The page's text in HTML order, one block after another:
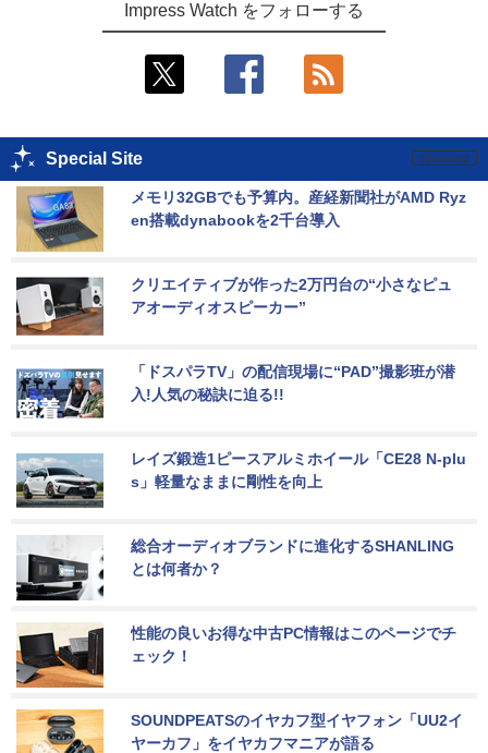
Impress Watch をフォローする
Special Site
メモリ32GBでも予算内。産経新聞社がAMD Ryz
en搭載dynabookを2千台導入
クリエイティブが作った2万円台の“小さなピュ
アオーディオスピーカー”
「ドスパラTV」の配信現場に“PAD”撮影班が潜
入!人気の秘訣に迫る!!
レイズ鍛造1ピースアルミホイール「CE28 N-plu
s」軽量なままに剛性を向上
総合オーディオブランドに進化するSHANLING
とは何者か？
性能の良いお得な中古PC情報はこのページでチ
ェック！
SOUNDPEATSのイヤカフ型イヤフォン「UU2イ
ヤーカフ」をイヤカフマニアが語る